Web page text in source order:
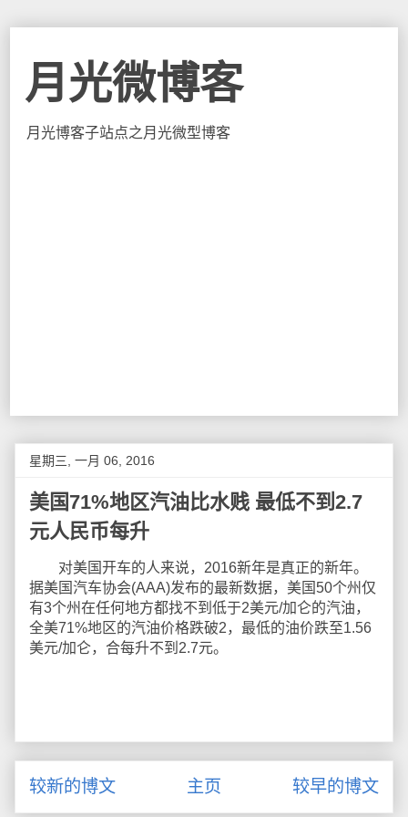
月光微博客
月光博客子站点之月光微型博客
星期三, 一月 06, 2016
美国71%地区汽油比水贱 最低不到2.7
元人民币每升
对美国开车的人来说，2016新年是真正的新年。
据美国汽车协会(AAA)发布的最新数据，美国50个州仅
有3个州在任何地方都找不到低于2美元/加仑的汽油，
全美71%地区的汽油价格跌破2，最低的油价跌至1.56
美元/加仑，合每升不到2.7元。
较新的博文 较早的博文
主页